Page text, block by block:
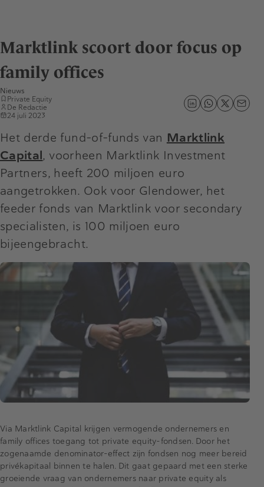
Marktlink scoort door focus op
family offices
Nieuws
Private Equity
De Redactie
24 juli 2023
Het derde fund-of-funds van Marktlink
Capital, voorheen Marktlink Investment
Partners, heeft 200 miljoen euro
aangetrokken. Ook voor Glendower, het
feeder fonds van Marktlink voor secondary
specialisten, is 100 miljoen euro
bijeengebracht.
Via Marktlink Capital krijgen vermogende ondernemers en
family offices toegang tot private equity-fondsen. Door het
zogenaamde denominator-effect zijn fondsen nog meer bereid
privékapitaal binnen te halen. Dit gaat gepaard met een sterke
groeiende vraag van ondernemers naar private equity als